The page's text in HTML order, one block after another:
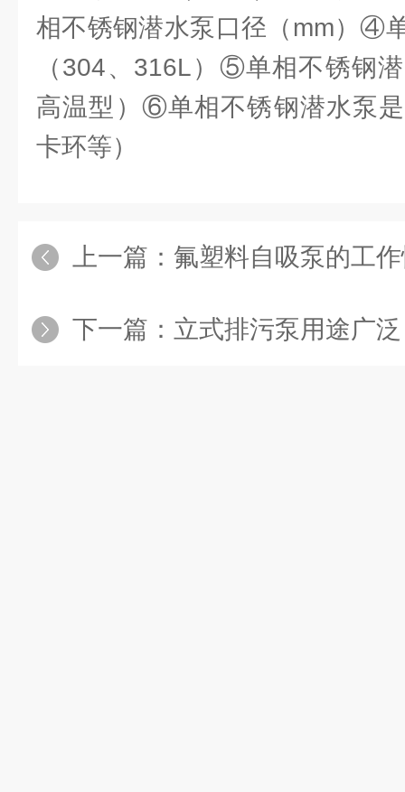
相不锈钢潜水泵口径（mm）④
（304、316L）⑤单相不锈钢
高温型）⑥单相不锈钢潜水泵
卡环等）
上一篇： 氟塑料自吸泵的工
下一篇： 立式排污泵用途广泛